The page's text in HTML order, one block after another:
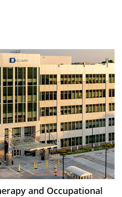
and Occupational